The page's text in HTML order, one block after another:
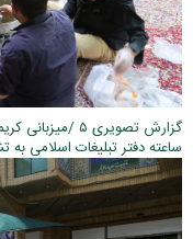
ساعته دفتر تبلیغات اسلامی به